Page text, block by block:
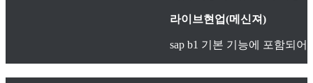
라이브현업(메신져)
sap b1 기본 기능에 포함되